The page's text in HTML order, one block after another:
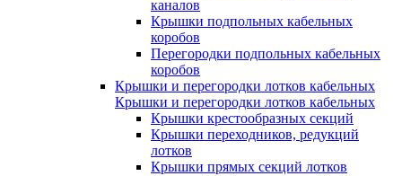
каналов
Крышки подпольных кабельных
коробов
Перегородки подпольных кабельных
коробов
Крышки и перегородки лотков кабельных
Крышки и перегородки лотков кабельных
Крышки крестообразных секций
Крышки переходников, редукций
лотков
Крышки прямых секций лотков